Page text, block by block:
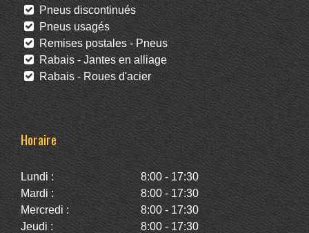
Pneus discontinués
Pneus usagés
Remises postales - Pneus
Rabais - Jantes en alliage
Rabais - Roues d'acier
Horaire
Lundi :
8:00 - 17:30
Mardi :
8:00 - 17:30
Mercredi :
8:00 - 17:30
Jeudi :
8:00 - 17:30